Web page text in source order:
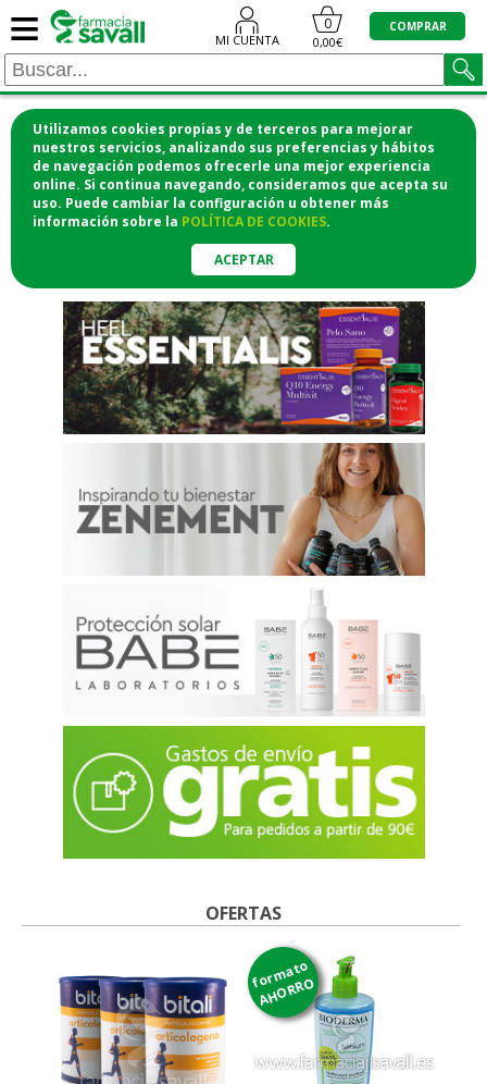
Utilizamos cookies propias y de terceros para mejorar
nuestros servicios, analizando sus preferencias y hábitos
de navegación podemos ofrecerle una mejor experiencia
online. Si continua navegando, consideramos que acepta su
uso. Puede cambiar la configuración u obtener más
información sobre la POLÍTICA DE COOKIES.
ACEPTAR
≡ MI CUENTA
0
0,00€
COMPRAR
¡COMPRA CÓMODAMENTE
DESDE CASA Y RECOGE EN LA
FARMACIA!o si lo prefieres te lo mandamos
a casa
OFERTAS
formato
AHORRO